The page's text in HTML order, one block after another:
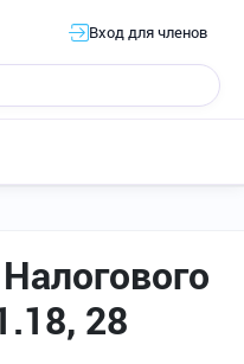
Вход для членов
28